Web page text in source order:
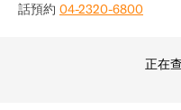
話預約 04-2320-6800
正在